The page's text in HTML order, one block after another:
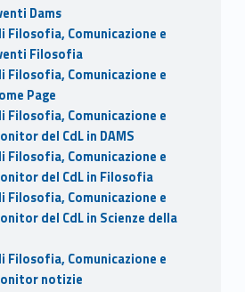
Dams
Comunicazione e
Filosofia
Comunicazione e
Page
Comunicazione e
del CdL in DAMS
Comunicazione e
del CdL in Filosofia
Comunicazione e
del CdL in Scienze della
Comunicazione e
notizie